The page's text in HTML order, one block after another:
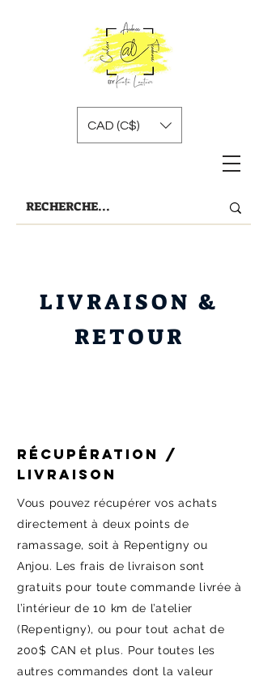
CAD (C$)
LIVRAISON &
RETOUR
Récupération /
Livraison
Vous pouvez récupérer vos achats
directement à deux points de
ramassage, soit à Repentigny ou
Anjou. Les frais de livraison sont
gratuits pour toute commande livrée à
l’intérieur de 10 km de l’atelier
(Repentigny), ou pour tout achat de
200$ CAN et plus. Pour toutes les
autres commandes dont la valeur